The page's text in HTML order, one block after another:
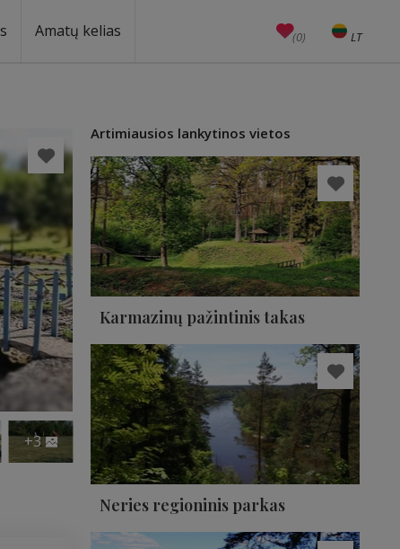
Amatų kelias (0) LT
EN
+3
Artimiausios lankytinos vietos
Karmazinų pažintinis takas
Neries regioninis parkas